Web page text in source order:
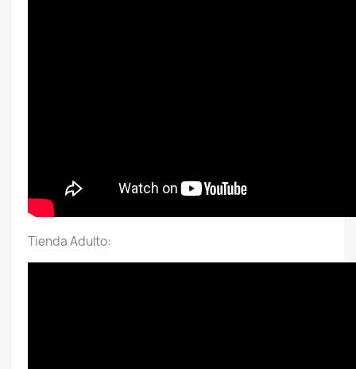
Tienda Adulto: